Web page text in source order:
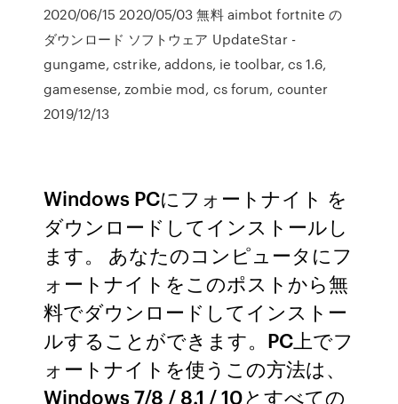
2020/06/15 2020/05/03 無料 aimbot fortnite の
ダウンロード ソフトウェア UpdateStar -
gungame, cstrike, addons, ie toolbar, cs 1.6,
gamesense, zombie mod, cs forum, counter
2019/12/13
Windows PCにフォートナイト を
ダウンロードしてインストールし
ます。 あなたのコンピュータにフ
ォートナイトをこのポストから無
料でダウンロードしてインストー
ルすることができます。PC上でフ
ォートナイトを使うこの方法は、
Windows 7/8 / 8.1 / 10とすべての